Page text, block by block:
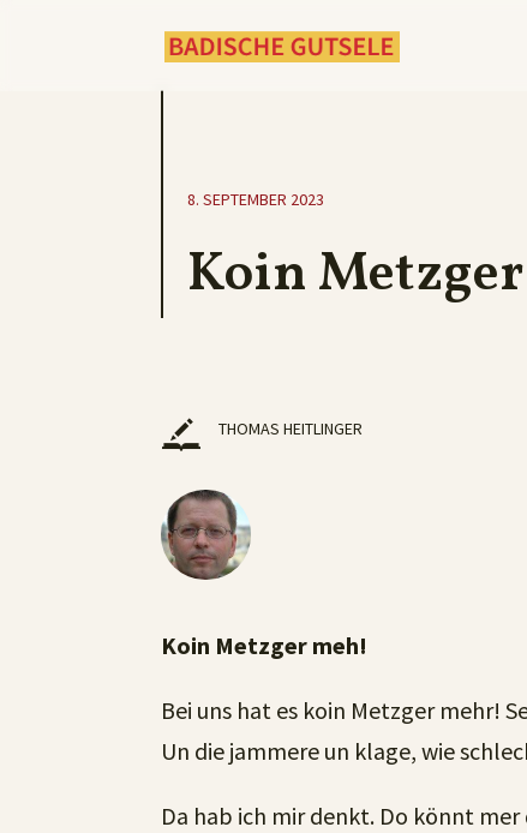
8. SEPTEMBER 2023
Koin
THOMAS HEITLINGER
Koin Metzger meh!
Bei uns hat es koin Metzger mehr!
Un die jammere un klage, wie
Da hab ich mir denkt. Do könnt